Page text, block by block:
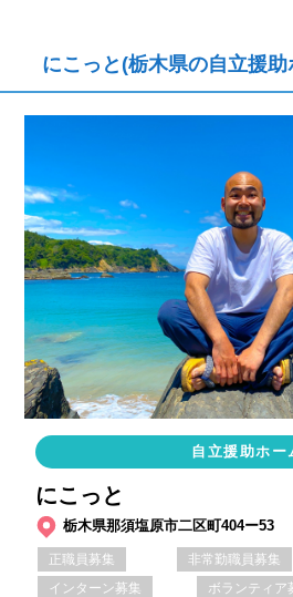
にこっと(栃木県の自立援
自立援助ホー
にこっと
栃木県那須塩原市二区町404ー53
正職員募集 非常勤職員募集
インターン募集
ボランティア